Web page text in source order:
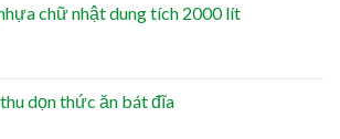
chữ nhật dung tích 2000 lít
dọn thức ăn bát đĩa